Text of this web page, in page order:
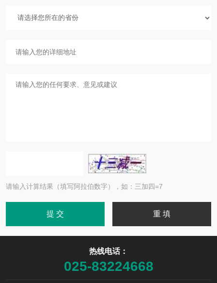
请输入计算结果（填写阿拉伯数字），如：三加四=7
热线电话：
025-83224668